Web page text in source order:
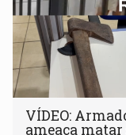
VÍDEO:
ameaça